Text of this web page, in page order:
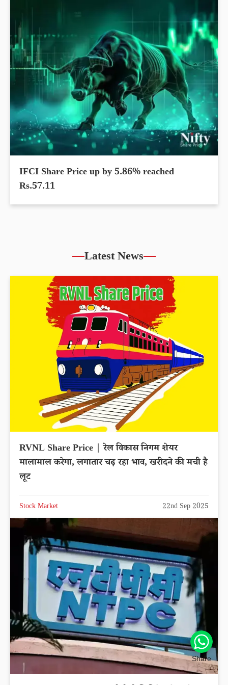
IFCI Share Price up by 5.86% reached
Rs.57.11
Latest News
RVNL Share Price | रेल विकास निगम शेयर
मालामाल करेगा, लगातार चढ़ रहा भाव, खरीदने की मची है
लूट
Stock Market 22nd Sep 2025
Share